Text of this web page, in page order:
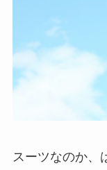
スーツなのか、